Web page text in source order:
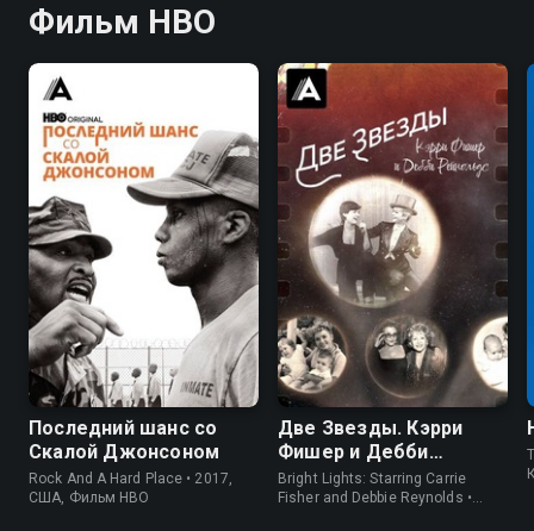
Фильм HBO
6.9 7.2
Последний шанс со
Скалой Джонсоном
Rock And A Hard Place • 2017,
США, Фильм HBO
7.4 7.9
Две Звезды. Кэрри
Фишер и Дебби
Рейнольдс
Bright Lights: Starring Carrie
Fisher and Debbie Reynolds •